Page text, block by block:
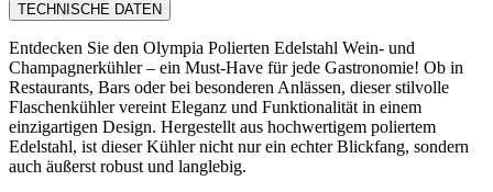
TECHNISCHE DATEN
Entdecken Sie den Olympia Polierten Edelstahl Wein- und
Champagnerkühler – ein Must-Have für jede Gastronomie! Ob in
Restaurants, Bars oder bei besonderen Anlässen, dieser stilvolle
Flaschenkühler vereint Eleganz und Funktionalität in einem
einzigartigen Design. Hergestellt aus hochwertigem poliertem
Edelstahl, ist dieser Kühler nicht nur ein echter Blickfang, sondern
auch äußerst robust und langlebig.